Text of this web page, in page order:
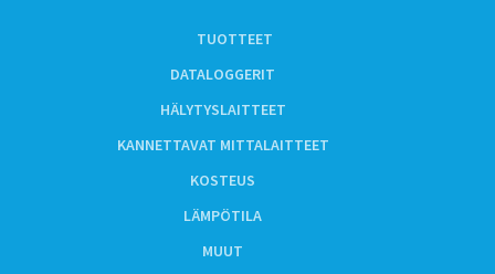
TUOTTEET
DATALOGGERIT
HÄLYTYSLAITTEET
KANNETTAVAT MITTALAITTEET
KOSTEUS
LÄMPÖTILA
MUUT